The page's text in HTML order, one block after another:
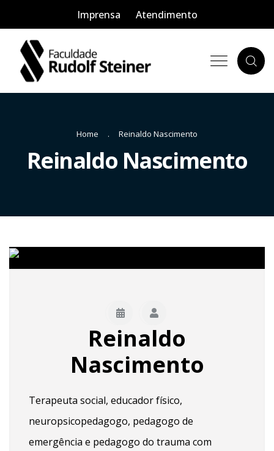
Imprensa Atendimento
Home Reinaldo Nascimento
Reinaldo Nascimento
Reinaldo
Nascimento
Terapeuta social, educador físico,
neuropsicopedagogo, pedagogo de
emergência e pedagogo do trauma com